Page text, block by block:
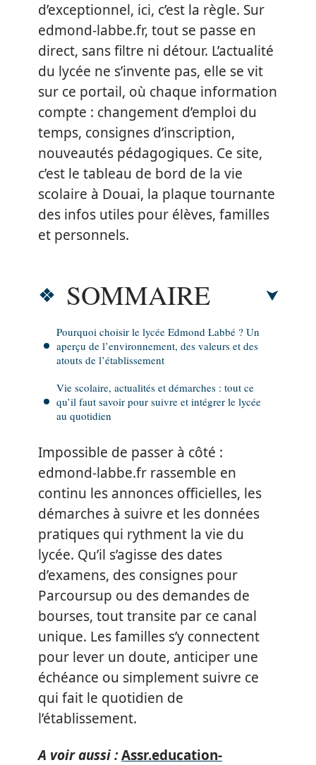
d’exceptionnel, ici, c’est la règle. Sur
edmond-labbe.fr, tout se passe en
direct, sans filtre ni détour. L’actualité
du lycée ne s’invente pas, elle se vit
sur ce portail, où chaque information
compte : changement d’emploi du
temps, consignes d’inscription,
nouveautés pédagogiques. Ce site,
c’est le tableau de bord de la vie
scolaire à Douai, la plaque tournante
des infos utiles pour élèves, familles
et personnels.
SOMMAIRE
Pourquoi choisir le lycée Edmond Labbé ? Un
aperçu de l’environnement, des valeurs et des
atouts de l’établissement
Vie scolaire, actualités et démarches : tout ce
qu’il faut savoir pour suivre et intégrer le lycée
au quotidien
Impossible de passer à côté :
edmond-labbe.fr rassemble en
continu les annonces officielles, les
démarches à suivre et les données
pratiques qui rythment la vie du
lycée. Qu’il s’agisse des dates
d’examens, des consignes pour
Parcoursup ou des demandes de
bourses, tout transite par ce canal
unique. Les familles s’y connectent
pour lever un doute, anticiper une
échéance ou simplement suivre ce
qui fait le quotidien de
l’établissement.
A voir aussi :Assr.education-